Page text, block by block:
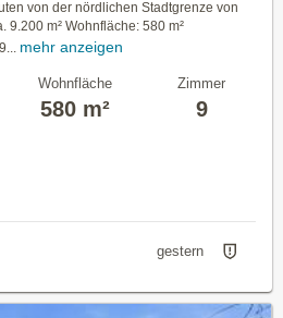
von der nördlichen Stadtgrenze von
9.200 m² Wohnfläche: 580 m²
mehr anzeigen
Wohnfläche
580 m²
Zimmer
9
gestern